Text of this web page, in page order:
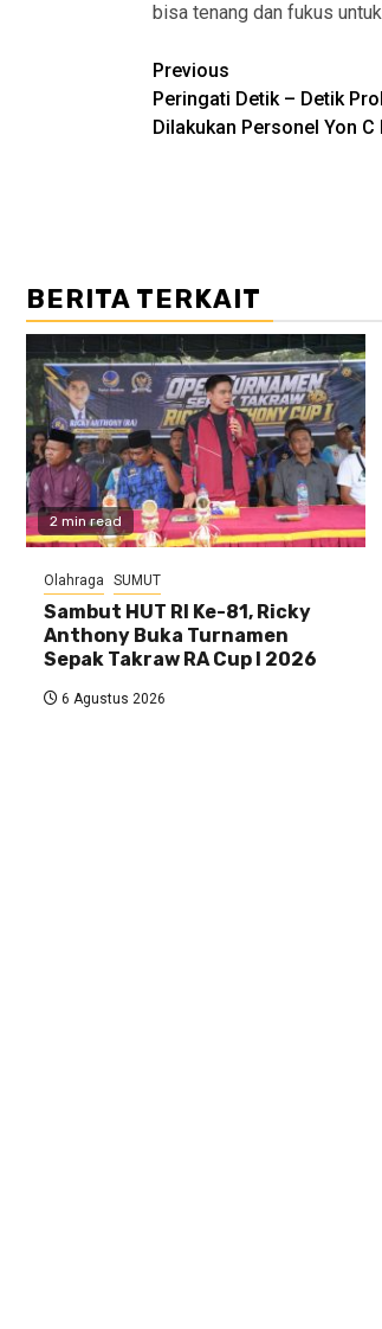
bisa tenang dan fukus
Post
navigation
Previous
Peringati Detik – Detik
Dilakukan Personel Yon
BERITA TERKAIT
2 min read
Olahraga SUMUT
Sambut HUT RI Ke-81, Ricky
Anthony Buka Turnamen
Sepak Takraw RA Cup I 2026
6 Agustus 2026